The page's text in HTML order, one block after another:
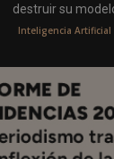
destruir su
Inteligencia Artificial